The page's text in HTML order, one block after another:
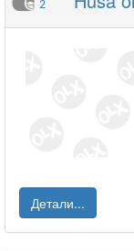
2
Детали...